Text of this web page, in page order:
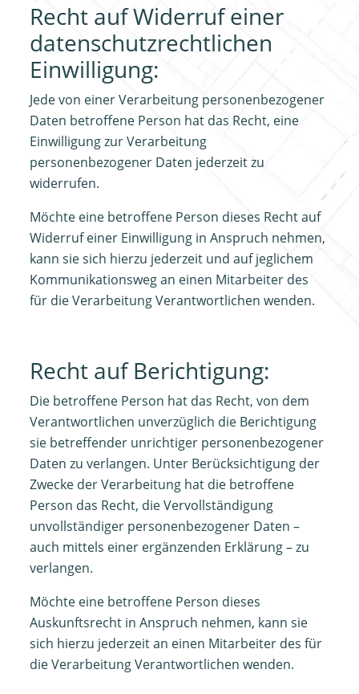
Recht auf Widerruf einer
datenschutzrechtlichen
Einwilligung:
Jede von einer Verarbeitung personenbezogener
Daten betroffene Person hat das Recht, eine
Einwilligung zur Verarbeitung
personenbezogener Daten jederzeit zu
widerrufen.
Möchte eine betroffene Person dieses Recht auf
Widerruf einer Einwilligung in Anspruch nehmen,
kann sie sich hierzu jederzeit und auf jeglichem
Kommunikationsweg an einen Mitarbeiter des
für die Verarbeitung Verantwortlichen wenden.
Recht auf Berichtigung:
Die betroffene Person hat das Recht, von dem
Verantwortlichen unverzüglich die Berichtigung
sie betreffender unrichtiger personenbezogener
Daten zu verlangen. Unter Berücksichtigung der
Zwecke der Verarbeitung hat die betroffene
Person das Recht, die Vervollständigung
unvollständiger personenbezogener Daten –
auch mittels einer ergänzenden Erklärung – zu
verlangen.
Möchte eine betroffene Person dieses
Auskunftsrecht in Anspruch nehmen, kann sie
sich hierzu jederzeit an einen Mitarbeiter des für
die Verarbeitung Verantwortlichen wenden.